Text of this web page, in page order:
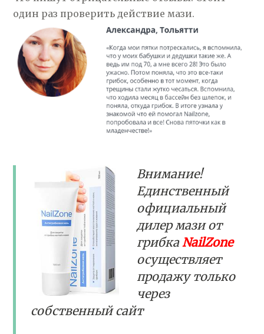
один раз проверить действие мази.
Внимание!
Единственный
официальный
дилер мази от
грибкаNailZone
осуществляет
продажу только
через
собственный сайт